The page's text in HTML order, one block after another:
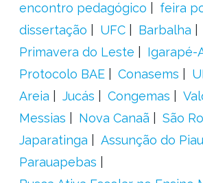
encontro pedagógico
feira
dissertação
UFC
Barbalha
Primavera do Leste
Igarapé-
Protocolo BAE
Conasems
Areia
Jucás Congemas
Messias
Nova Canaã
São
Japaratinga
Assunção do
Parauapebas